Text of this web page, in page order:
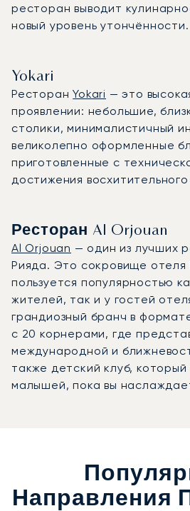
ресторан выводит
новый уровень утончённости.
Yokari
РесторанYokari — это
проявлении: небольшие,
столики, минималистичный
великолепно оформленные
приготовленные с
достижения восхитительного
Ресторан Al Orjouan
Al Orjouan — один из лучших
Рияда. Это сокровище
пользуется популярностью
жителей, так и у гостей
грандиозный бранч в
с 20 корнерами, где
международной и
также детский клуб,
малышей, пока вы
Направления